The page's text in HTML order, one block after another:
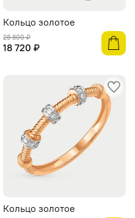
Кольцо золотое
28 800 ₽
18 720 ₽
Кольцо золотое